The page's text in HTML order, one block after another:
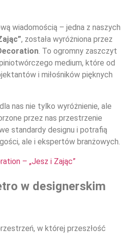
wiadomością – jedna z naszych
, została wyróżniona przez
. To ogromny zaszczyt
medium, które od
i miłośników pięknych
nas nie tylko wyróżnienie, ale
przez nas przestrzenie
standardy designu i potrafią
ale i ekspertów branżowych.
– „Jesz i Zając”
w designerskim
w której przeszłość